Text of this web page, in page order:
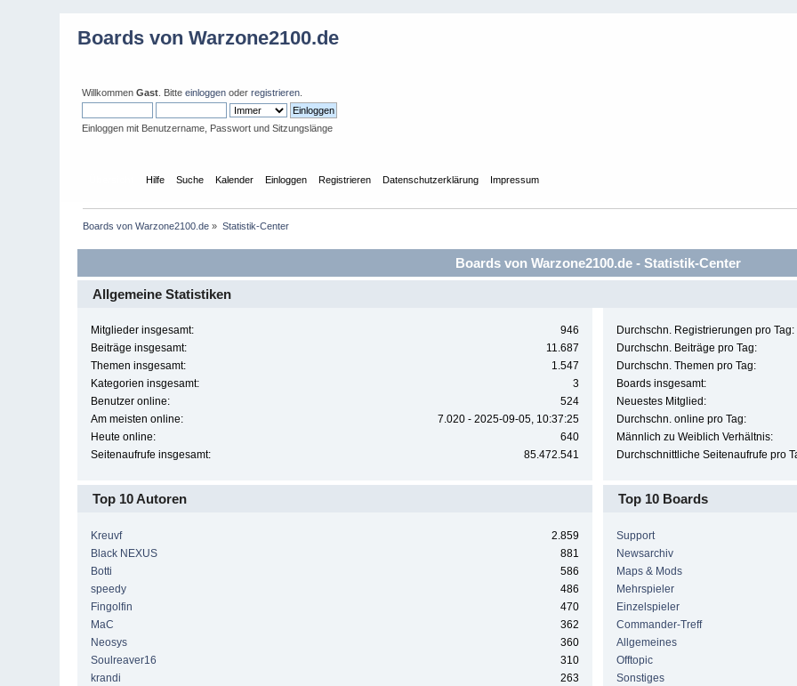
Boards von Warzone2100.de
WillkommenGast . Bitteeinloggen oderregistrieren
Einloggen mit Benutzername, Passwort und Sitzungslänge
Hilfe Suche Kalender Einloggen Registrieren Datenschutzerklärung Impressum
Boards von Warzone2100.de » Statistik-Center
Boards von Warzone2100.de - Statistik-Center
Allgemeine Statistiken
Mitglieder insgesamt:
946
Beiträge insgesamt:
11.687
Themen insgesamt:
1.547
Kategorien insgesamt:
3
Benutzer online:
524
Am meisten online:
7.020 - 2025-09-05, 10:37:25
Heute online:
640
Seitenaufrufe insgesamt:
85.472.541
Durchschn. Registrierungen pro Tag:
Durchschn. Beiträge pro Tag:
Durchschn. Themen pro Tag:
Boards insgesamt:
Neuestes Mitglied:
Durchschn. online pro Tag:
Männlich zu Weiblich Verhältnis:
Durchschnittliche Seitenaufrufe pro
Top 10 Autoren
Kreuvf
2.859
Black NEXUS
881
Botti
586
speedy
486
Fingolfin
470
MaC
362
Neosys
360
Soulreaver16
310
krandi
263
Top 10 Boards
Support
Newsarchiv
Maps & Mods
Mehrspieler
Einzelspieler
Commander-Treff
Allgemeines
Offtopic
Sonstiges